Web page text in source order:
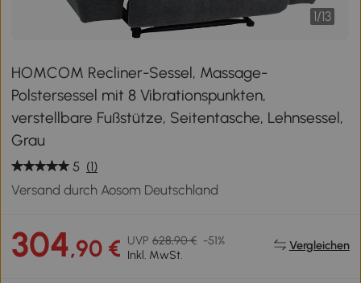
1/13
HOMCOM Recliner-Sessel, Massage-
Polstersessel mit 8 Vibrationspunkten,
verstellbare Fußstütze, Seitentasche, Lehnsessel,
Grau
5 (1)
Versand durch Aosom Deutschland
304,90 € UVP 628,90 € -51%
Inkl. MwSt.
Vergleichen